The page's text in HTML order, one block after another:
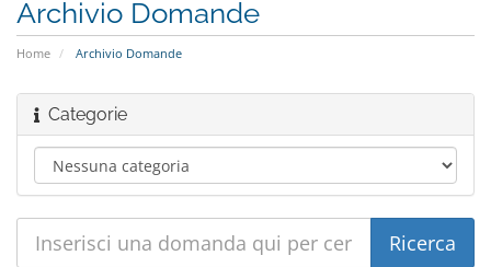
Archivio Domande
Home Archivio Domande
Categorie